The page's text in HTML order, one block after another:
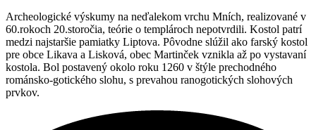
Archeologické výskumy na neďalekom vrchu Mních, realizované v
60.rokoch 20.storočia, teórie o templároch nepotvrdili. Kostol patrí
medzi najstaršie pamiatky Liptova. Pôvodne slúžil ako farský kostol
pre obce Likava a Lisková, obec Martinček vznikla až po vystavaní
kostola. Bol postavený okolo roku 1260 v štýle prechodného
románsko-gotického slohu, s prevahou ranogotických slohových
prvkov.